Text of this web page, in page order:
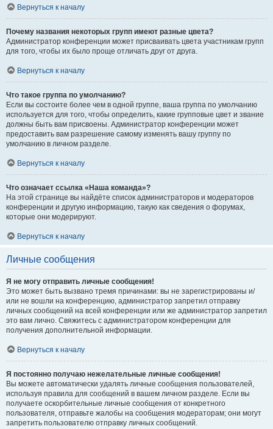
Вернуться к началу
Почему названия некоторых групп имеют разные цвета?
Администратор конференции может присваивать цвета участникам групп
для того, чтобы их было проще отличать друг от друга.
Вернуться к началу
Что такое группа по умолчанию?
Если вы состоите более чем в одной группе, ваша группа по умолчанию
используется для того, чтобы определить, какие групповые цвет и звание
должны быть вам присвоены. Администратор конференции может
предоставить вам разрешение самому изменять вашу группу по
умолчанию в личном разделе.
Вернуться к началу
Что означает ссылка «Наша команда»?
На этой странице вы найдёте список администраторов и модераторов
конференции и другую информацию, такую как сведения о форумах,
которые они модерируют.
Вернуться к началу
Личные сообщения
Я не могу отправить личные сообщения!
Это может быть вызвано тремя причинами: вы не зарегистрированы и/
или не вошли на конференцию, администратор запретил отправку
личных сообщений на всей конференции или же администратор запретил
это вам лично. Свяжитесь с администратором конференции для
получения дополнительной информации.
Вернуться к началу
Я постоянно получаю нежелательные личные сообщения!
Вы можете автоматически удалять личные сообщения пользователей,
используя правила для сообщений в вашем личном разделе. Если вы
получаете оскорбительные личные сообщения от конкретного
пользователя, отправьте жалобы на сообщения модераторам; они могут
запретить пользователю отправку личных сообщений.